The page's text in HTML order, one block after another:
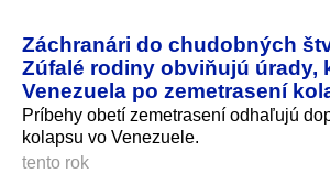
Záchranári do chudobných
Zúfalé rodiny obviňujú úrady,
Venezuela po zemetrasení
Príbehy obetí zemetrasení odhaľujú
kolapsu vo Venezuele.
tento rok